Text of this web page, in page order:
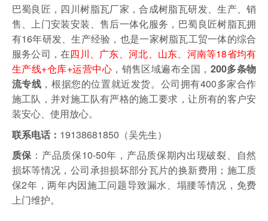
巴蜀良匠，四川树脂瓦厂家，合成树脂瓦研发、生产、销
售、上门安装安装、售后一体化服务，巴蜀良匠树脂瓦拥
有16年研发、生产经验，也是一家树脂瓦工贸一体的综合
服务公司，在四川、广东、河北、山东、河南等18省均有
生产线+仓库+运营中心 ，销售区域遍布全国， 200多条物
流专线 ，根据您的位置就近发货。 公司拥有400多家合作
施工队，并对施工队有严格的施工要求，让所有的客户安
装安心、使用放心。
联系电话： 19138681850（吴先生）
质保 ：产品质保10-50年，产品质保期内出现破裂、自然
损坏等情况，公司承担损坏部分瓦片的换新费用；施工质
保2年，两年内因施工问题导致漏水、塌腰等情况，免费
上门维护。